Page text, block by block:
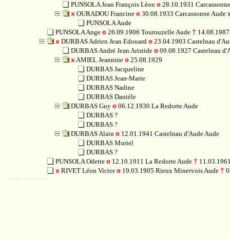
NosTree © CoolDev.Com
PUNSOLA Jean François Léon o 28.10.1931
x OURADOU Francine o 30.08.1933 Carcassonne Aude
PUNSOLA Aude
PUNSOLA Ange o 26.09.1906 Tourouzelle Aude †
x DURBAS Adrien Jean Edouard o 23.04.1903 Castelnau
DURBAS André Jean Aristide o 09.08.1927 Castelnau
xAMIEL Jeannine o 25.08.1929
DURBAS Jacqueline
DURBAS Jean-Marie
DURBAS Nadine
DURBAS Danièle
DURBAS Guy o 06.12.1930 La Redorte Aude
DURBAS ?
DURBAS ?
DURBAS Alain o 12.01.1941 Castelnau d'Aude Aude
DURBAS Muriel
DURBAS ?
PUNSOLA Odette o 12.10.1911 La Redorte Aude †
x RIVET Léon Victoro 19.03.1905 Rieux Minervois Aude †